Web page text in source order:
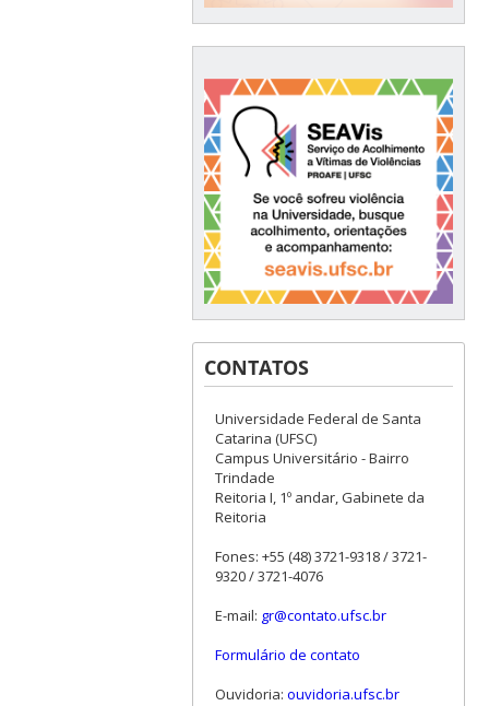
CONTATOS
Universidade Federal de Santa
Catarina (UFSC)
Campus Universitário - Bairro
Trindade
Reitoria I, 1º andar, Gabinete da
Reitoria
Fones: +55 (48) 3721-9318 / 3721-
9320 / 3721-4076
E-mail: gr@contato.ufsc.br
Formulário de contato
Ouvidoria: ouvidoria.ufsc.br